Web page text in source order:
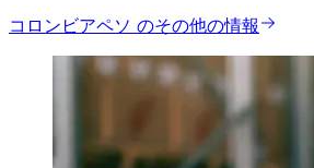
コロンビアペソ のその他の情報